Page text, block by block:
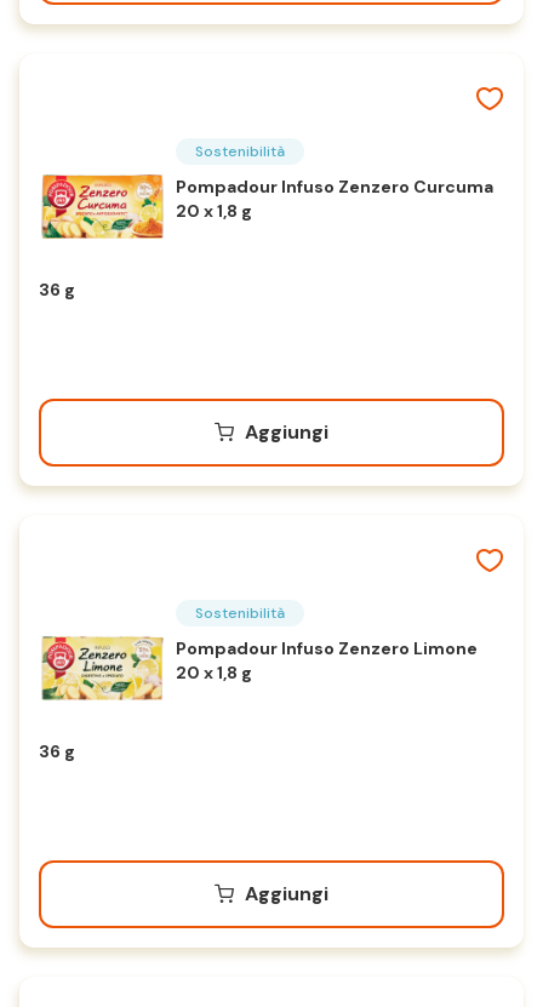
Sostenibilità
Pompadour Infuso Zenzero Curcuma
20 x 1,8 g
36 g
Aggiungi
Sostenibilità
Pompadour Infuso Zenzero Limone
20 x 1,8 g
36 g
Aggiungi